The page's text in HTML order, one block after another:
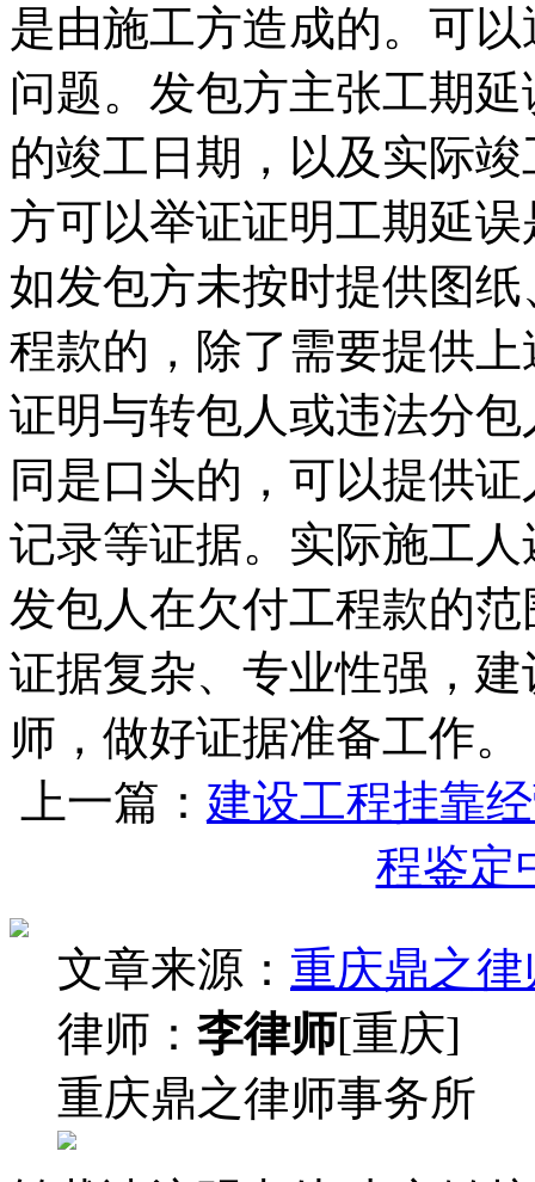
是由施工方造成的。可
问题。发包方主张工期
的竣工日期，以及实际
方可以举证证明工期延
如发包方未按时提供图
程款的，除了需要提供
证明与转包人或违法分
同是口头的，可以提供
记录等证据。实际施工
发包人在欠付工程款的
证据复杂、专业性强，
师，做好证据准备工作。
上一篇： 建设工程挂靠
程鉴定
文章来源： 重庆鼎之
律师： 李律师[重庆]
重庆鼎之律师事务所